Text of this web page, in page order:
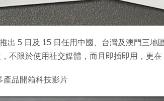
出 5 日及 15 日任用中國、台灣及澳門三地
不限於使用社交媒體，而且即插即用，更在
產品開箱科技影片